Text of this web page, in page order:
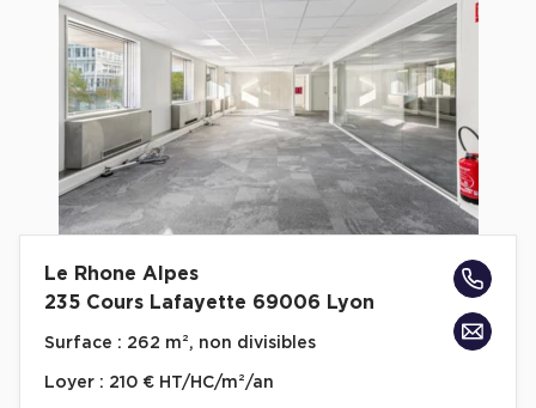
Bureaux privés à Lille
Plateaux opérés
Plateaux opérés à Paris
Plateaux opérés à Lyon
Plateaux opérés à Neuilly-sur-Seine
Plateaux opérés à Saint-Ouen
Plateaux opérés à Boulogne-Billancourt
Bureaux privés avec terrasse
Le Rhone Alpes
235 Cours Lafayette 69006 Lyon
Surface : 262 m², non divisibles
Loyer : 210 € HT/HC/m²/an